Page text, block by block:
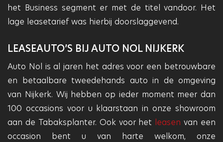
het Business segment er met de titel vandoor. Het
lage leasetarief was hierbij doorslaggevend.
LEASEAUTO’S BIJ AUTO NOL NIJKERK
Auto Nol is al jaren het adres voor een betrouwbare
en betaalbare tweedehands auto in de omgeving
van Nijkerk. Wij hebben op ieder moment meer dan
100 occasions voor u klaarstaan in onze showroom
aan de Tabaksplanter. Ook voor het leasen van een
occasion bent u van harte welkom, onze